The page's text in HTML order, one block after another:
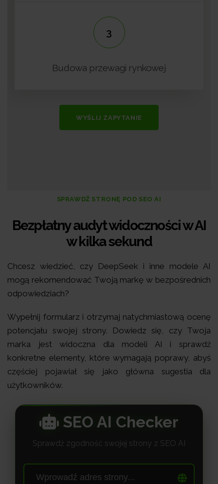
3
Budowa przewagi rynkowej
WYŚLIJ ZAPYTANIE
SPRAWDŹ STRONĘ POD SEO AI
Bezpłatny audyt widoczności w AI
w kilka sekund
Chcesz wiedzieć, czy DeepSeek i inne modele AI
mogą rekomendować Twoją markę w bezpośrednich
odpowiedziach?
Wypełnij formularz i otrzymaj natychmiastową ocenę
potencjału swojej strony. Dowiedz się, czy Twoja
marka jest widoczna dla modeli AI i sprawdź
konkretne elementy, które wymagają poprawy, abyś
częściej pojawiał się jako główna sugestia dla
użytkowników.
SEO AI Checker
Sprawdź zgodność swojej strony z SEO AI